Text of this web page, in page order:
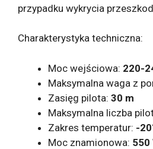
przypadku wykrycia
Charakterystyka techniczna:
Moc wejściowa: 220-
Maksymalna waga z
Zasięg pilota: 30 m
Maksymalna liczba
Zakres temperatur: -
Moc znamionowa: 550